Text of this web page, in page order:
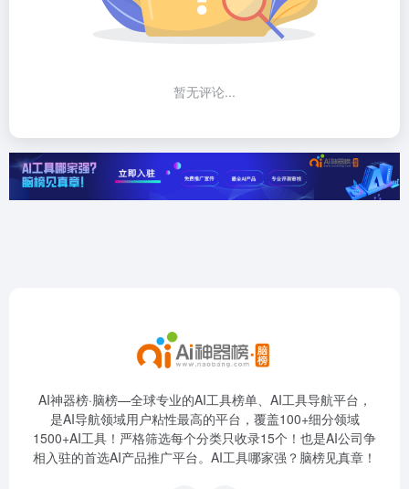
暂无评论...
AI神器榜·脑榜—全球专业的AI工具榜单、AI工具导航平台，
是AI导航领域用户粘性最高的平台，覆盖100+细分领域
1500+AI工具！严格筛选每个分类只收录15个！也是AI公司争
相入驻的首选AI产品推广平台。AI工具哪家强？脑榜见真章！